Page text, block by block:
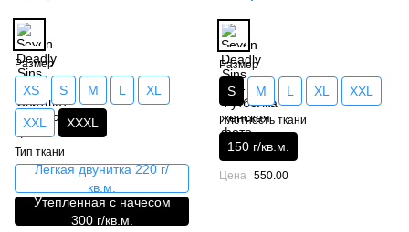
Размер
XS S M L XL
XXL XXXL
Тип ткани
Легкая двунитка 220 г/
кв.м.
Утепленная с начесом
300 г/кв.м.
Размер
S M L XL XXL
Плотность ткани
150 г/кв.м.
Цена 550.00